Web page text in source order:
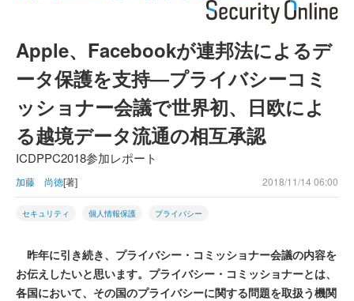
Apple、Facebookが連邦法によるデ
ータ保護を支持―プライバシーコミ
ッショナー会議で世界初、日欧によ
る越境データ流通の相互承認
ICDPPC2018参加レポート
加藤 尚徳[著] 2018/11/14 06:00
セキュリティ 個人情報保護 プライバシー
昨年に引き続き、プライバシー・コミッショナー会議の内容を
お伝えしたいと思います。プライバシー・コミッショナーとは、
各国において、その国のプライバシーに関する問題を取扱う機関